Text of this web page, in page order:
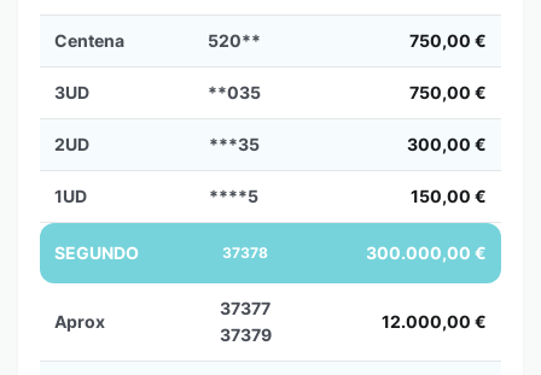
Centena 520** 750,00 €
3UD **035 750,00 €
2UD ***35 300,00 €
1UD ****5 150,00 €
SEGUNDO 37378 300.000,00 €
Aprox
37377
37379
12.000,00 €